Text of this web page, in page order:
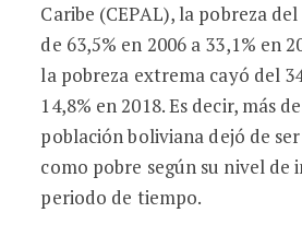
Caribe (CEPAL), la pobreza
de 63,5% en 2006 a 33,1% en
la pobreza extrema cayó del
14,8% en 2018. Es decir, más
población boliviana dejó de
como pobre según su nivel de
periodo de tiempo.